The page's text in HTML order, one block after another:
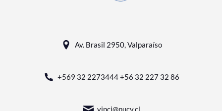
Av. Brasil 2950, Valparaíso
+569 32 2273444 +56 32 227 32 86
vinci@pucv.cl